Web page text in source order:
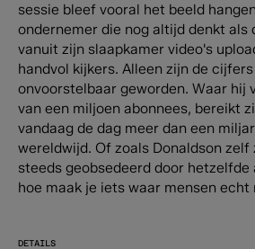
sessie bleef vooral het beeld
ondernemer die nog altijd denkt als
vanuit zijn slaapkamer video's
handvol kijkers. Alleen zijn de
onvoorstelbaar geworden. Waar hij
van een miljoen abonnees, bereikt
vandaag de dag meer dan een
wereldwijd. Of zoals Donaldson zelf
steeds geobsedeerd door hetzelfde
hoe maak je iets waar mensen echt
DETAILS